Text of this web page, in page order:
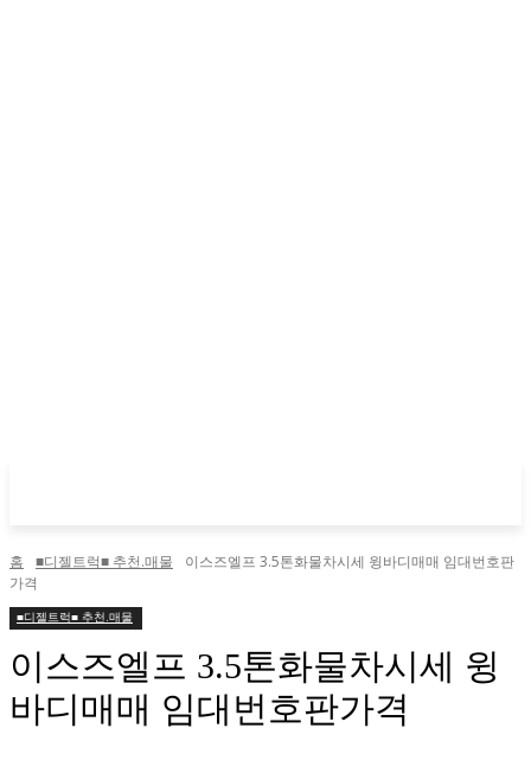
홈 ■디젤트럭■ 추천.매물
이스즈엘프 3.5톤화물차시세 윙바디매매 임대번호판
가격
■디젤트럭■ 추천.매물
이스즈엘프 3.5톤화물차시세 윙
바디매매 임대번호판가격